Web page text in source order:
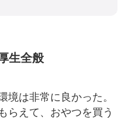
生全般
境は非常に良かった。
らえて、おやつを買う